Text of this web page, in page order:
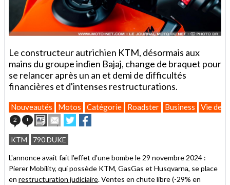
Le constructeur autrichien KTM, désormais aux
mains du groupe indien Bajaj, change de braquet pour
se relancer après un an et demi de difficultés
financières et d'intenses restructurations.
Nouveautés Motos Catégorie Roadster Business Vie des
2 + ImprimerEnvoyer
cet
article
à
un
ami
Partager
sur
Twitter
sur
KTM 790 DUKE
L'annonce avait fait l'effet d'une bombe le 29 novembre 2024 :
Pierer Mobility, qui possède KTM, GasGas et Husqvarna, se place
en restructuration judiciaire. Ventes en chute libre (-29% en